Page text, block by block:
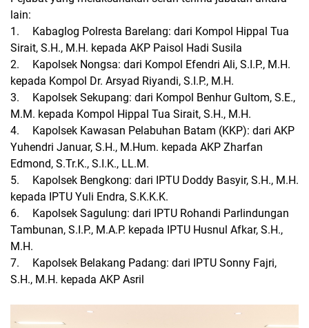
lain:
1.
Kabaglog Polresta Barelang: dari Kompol Hippal Tua
Sirait, S.H., M.H. kepada AKP Paisol Hadi Susila
2.
Kapolsek Nongsa: dari Kompol Efendri Ali, S.I.P., M.H.
kepada Kompol Dr. Arsyad Riyandi, S.I.P., M.H.
3.
Kapolsek Sekupang: dari Kompol Benhur Gultom, S.E.,
M.M. kepada Kompol Hippal Tua Sirait, S.H., M.H.
4.
Kapolsek Kawasan Pelabuhan Batam (KKP): dari AKP
Yuhendri Januar, S.H., M.Hum. kepada AKP Zharfan
Edmond, S.Tr.K., S.I.K., LL.M.
5.
Kapolsek Bengkong: dari IPTU Doddy Basyir, S.H., M.H.
kepada IPTU Yuli Endra, S.K.K.K.
6.
Kapolsek Sagulung: dari IPTU Rohandi Parlindungan
Tambunan, S.I.P., M.A.P. kepada IPTU Husnul Afkar, S.H.,
M.H.
7.
Kapolsek Belakang Padang: dari IPTU Sonny Fajri,
S.H., M.H. kepada AKP Asril